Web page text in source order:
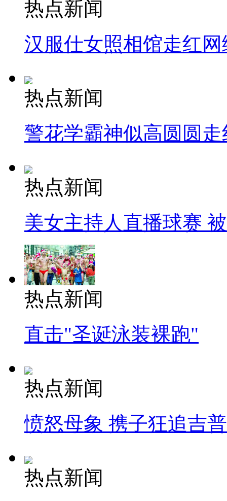
热点新闻
汉服仕女照相馆走红网
热点新闻
警花学霸神似高圆圆走
热点新闻
美女主持人直播球赛
热点新闻
直击"圣诞泳装裸跑"
热点新闻
愤怒母象 携子狂追吉
热点新闻